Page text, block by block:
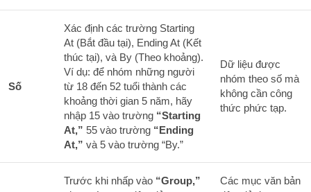
Số
Xác định các trường Starting
At (Bắt đầu tại), Ending At (Kết
thúc tại), và By (Theo khoảng).
Ví dụ: để nhóm những người
từ 18 đến 52 tuổi thành các
khoảng thời gian 5 năm, hãy
nhập 15 vào trường “Starting
At,” 55 vào trường “Ending
At,” và 5 vào trường “By.”
Dữ liệu được
nhóm theo số mà
không cần công
thức phức tạp.
Trước khi nhấp vào “Group,”
Các mục văn bản